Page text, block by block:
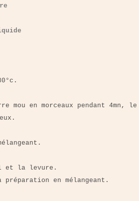
en morceaux pendant 4mn, le
et la levure.
en mélangeant.